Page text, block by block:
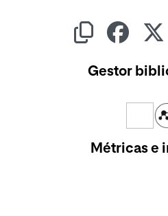
Gestor
Métricas e